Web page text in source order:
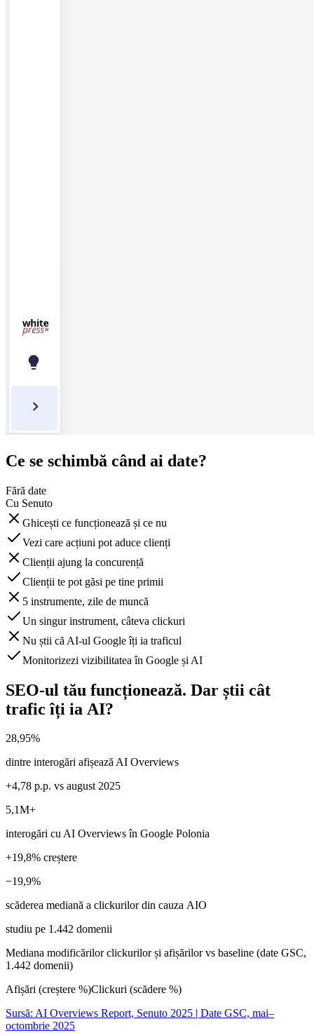
Ce se schimbă când ai date?
Fără date
Cu Senuto
Ghicești ce funcționează și ce nu
Vezi care acțiuni pot aduce clienți
Clienții ajung la concurență
Clienții te pot găsi pe tine primii
5 instrumente, zile de muncă
Un singur instrument, câteva clickuri
Nu știi că AI-ul Google îți ia traficul
Monitorizezi vizibilitatea în Google și AI
SEO-ul tău funcționează. Dar știi cât
trafic îți ia AI?
28,95%
dintre interogări afișează AI Overviews
+4,78 p.p. vs august 2025
5,1M+
interogări cu AI Overviews în Google Polonia
+19,8% creștere
−19,9%
scăderea mediană a clickurilor din cauza AIO
studiu pe 1.442 domenii
Mediana modificărilor clickurilor și afișărilor vs baseline (date GSC,
1.442 domenii)
Afișări (creștere %)Clickuri (scădere %)
Sursă: AI Overviews Report, Senuto 2025 | Date GSC, mai–
octombrie 2025